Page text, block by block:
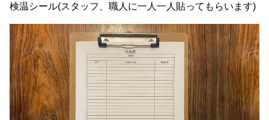
検温シール(スタッフ、職人に一人一人貼ってもらいます)